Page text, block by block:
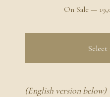
On Sale —
(English version below)